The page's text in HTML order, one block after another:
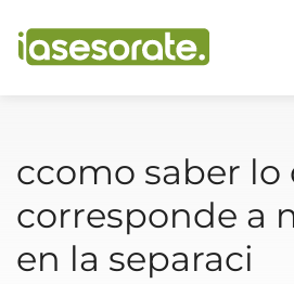
ccomo saber lo
corresponde a
en la separaci